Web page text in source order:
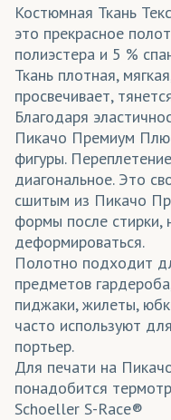
Костюмная Ткань
это прекрасное
полиэстера и 5 %
Ткань плотная,
просвечивает,
Благодаря
Пикачо Премиум
фигуры.
диагональное. Это
сшитым из Пикачо
формы после стирки,
деформироваться.
Полотно подходит
предметов
пиджаки, жилеты,
часто используют
портьер.
Для печати на
понадобится
Schoeller S-Race®